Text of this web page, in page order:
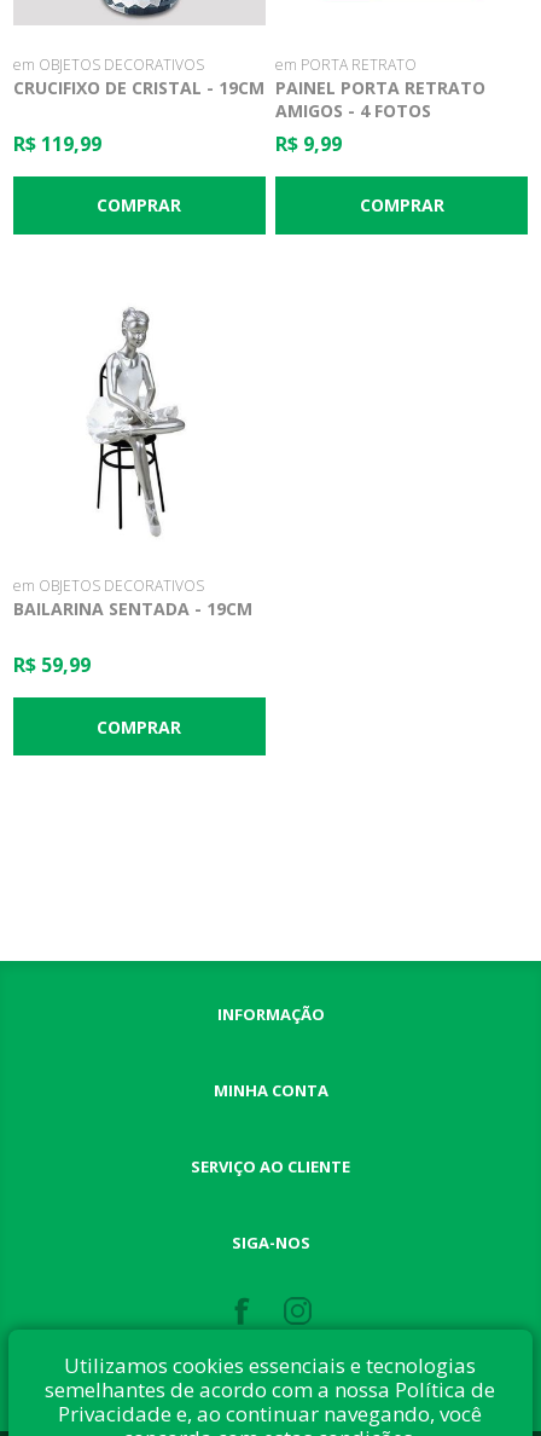
em OBJETOS DECORATIVOS
CRUCIFIXO DE CRISTAL - 19CM
R$ 119,99
em PORTA RETRATO
PAINEL PORTA RETRATO
AMIGOS - 4 FOTOS
R$ 9,99
em OBJETOS DECORATIVOS
BAILARINA SENTADA - 19CM
R$ 59,99
INFORMAÇÃO
MINHA CONTA
SERVIÇO AO CLIENTE
SIGA-NOS
Utilizamos cookies essenciais e tecnologias
semelhantes de acordo com a nossa Política de
Privacidade e, ao continuar navegando, você